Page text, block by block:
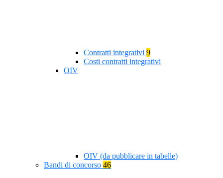
Contratti integrativi 9
Costi contratti integrativi
OIV
OIV (da pubblicare in tabelle)
Bandi di concorso 46